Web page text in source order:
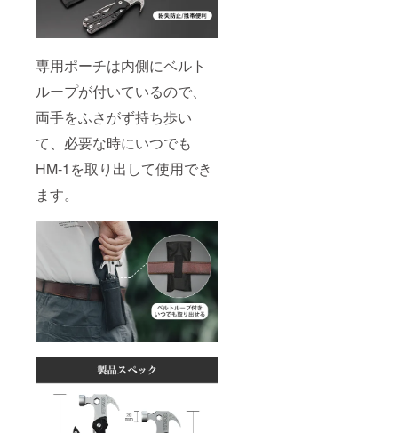
専用ポーチは内側にベルト
ループが付いているので、
両手をふさがず持ち歩い
て、必要な時にいつでも
HM-1を取り出して使用でき
ます。